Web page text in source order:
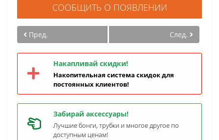
СООБЩИТЬ О ПОЯВЛЕНИИ
Пред. След.
Накапливай скидки!
Накопительная система скидок для
постоянных клиентов!
Забирай аксессуары!
Лучшие бонги, трубки и многое другое по
доступным ценам!